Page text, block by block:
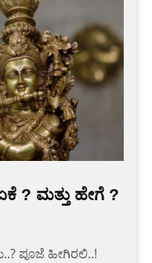
? ಮತ್ತು ಹೇಗೆ ?
ಪೂಜೆ ಹೀಗಿರಲಿ..!